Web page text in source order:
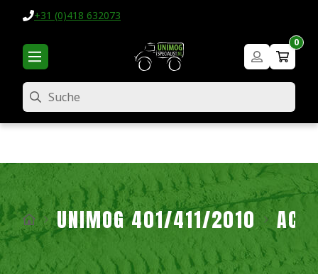
+31 (0)418 632073
0
Suche
UNIMOG 401/411/2010